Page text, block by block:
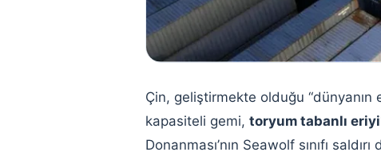
Çin, geliştirmekte olduğu “dünyanın
kapasiteli gemi, toryum tabanlı
Donanması’nın Seawolf sınıfı